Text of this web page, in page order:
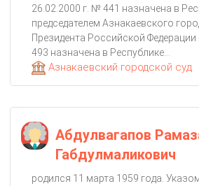
26.02.2000 г. № 441 назначена в
председателем Азнакаевского
Президента Российской
493 назначена в Республике...
Азнакаевский городской суд
Абдулвагапов
Габдулмаликович
родился 11 марта 1959 года.